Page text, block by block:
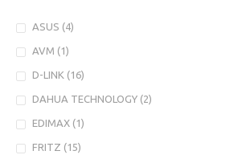
ASUS 4ITENS
AVM 1ITEM
D-LINK 16ITENS
DAHUA TECHNOLOGY 2ITENS
EDIMAX 1ITEM
FRITZ 15ITENS